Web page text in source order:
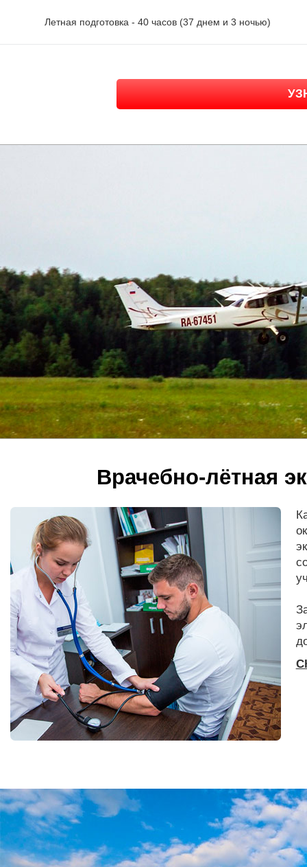
Летная подготовка - 40 часов (37 днем и 3 ночью)
Врачебно-лётная